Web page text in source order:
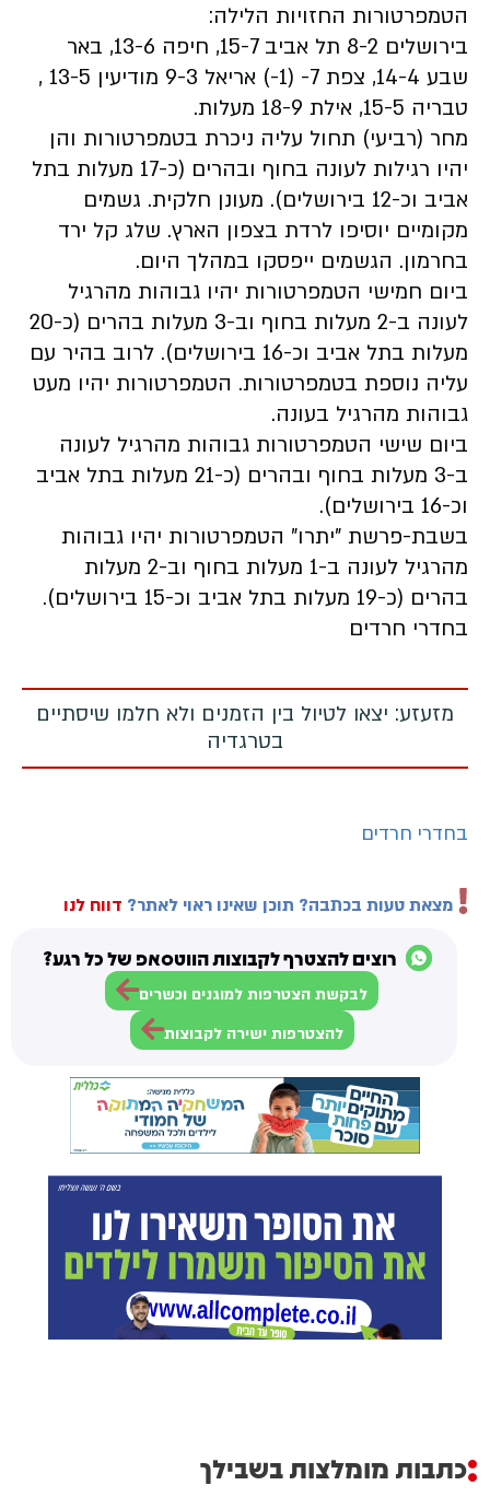
הטמפרטורות החזויות הלילה:
בירושלים 8-2 תל אביב 15-7, חיפה 13-6, באר
שבע 14-4, צפת 7- (1-) אריאל 9-3 מודיעין 13-5 ,
טבריה 15-5, אילת 18-9 מעלות.
מחר (רביעי) תחול עליה ניכרת בטמפרטורות והן
יהיו רגילות לעונה בחוף ובהרים (כ-17 מעלות בתל
אביב וכ-12 בירושלים). מעונן חלקית. גשמים
מקומיים יוסיפו לרדת בצפון הארץ. שלג קל ירד
בחרמון. הגשמים ייפסקו במהלך היום.
ביום חמישי הטמפרטורות יהיו גבוהות מהרגיל
לעונה ב-2 מעלות בחוף וב-3 מעלות בהרים (כ-20
מעלות בתל אביב וכ-16 בירושלים). לרוב בהיר עם
עליה נוספת בטמפרטורות. הטמפרטורות יהיו מעט
גבוהות מהרגיל בעונה.
ביום שישי הטמפרטורות גבוהות מהרגיל לעונה
ב-3 מעלות בחוף ובהרים (כ-21 מעלות בתל אביב
וכ-16 בירושלים).
בשבת-פרשת "יתרו" הטמפרטורות יהיו גבוהות
מהרגיל לעונה ב-1 מעלות בחוף וב-2 מעלות
בהרים (כ-19 מעלות בתל אביב וכ-15 בירושלים).
בחדרי חרדים
מזעזע: יצאו לטיול בין הזמנים ולא חלמו שיסתיים
בטרגדיה
בחדרי חרדים
מצאת טעות בכתבה? תוכן שאינו ראוי לאתר? דווח לנו
רוצים להצטרף לקבוצות הווטסאפ של כל רגע?
לבקשת הצטרפות למוגנים וכשרים
להצטרפות ישירה לקבוצות
כתבות מומלצות בשבילך